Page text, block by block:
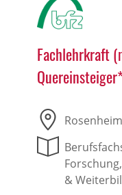
Fachlehrkraft
Rosenheim
&